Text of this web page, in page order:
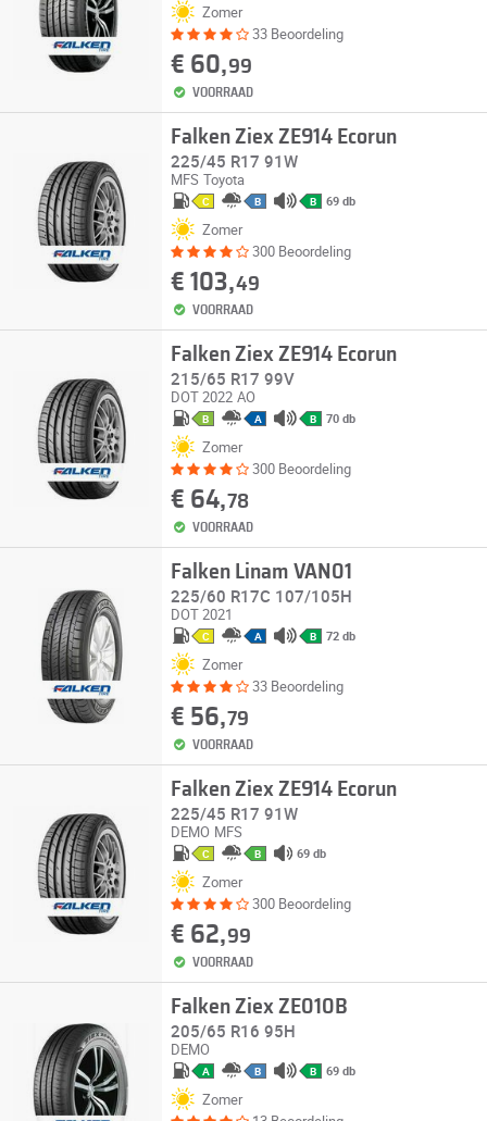
Zomer
33 Beoordeling
€ 60,99
VOORRAAD
Falken Ziex ZE914 Ecorun
225/45 R17 91W
MFS Toyota
C B B 69 db
Zomer
300 Beoordeling
€ 103,49
VOORRAAD
Falken Ziex ZE914 Ecorun
215/65 R17 99V
DOT 2022 AO
B A B 70 db
Zomer
300 Beoordeling
€ 64,78
VOORRAAD
Falken Linam VAN01
225/60 R17C 107/105H
DOT 2021
C A B 72 db
Zomer
33 Beoordeling
€ 56,79
VOORRAAD
Falken Ziex ZE914 Ecorun
225/45 R17 91W
DEMO MFS
C B 69 db
Zomer
300 Beoordeling
€ 62,99
VOORRAAD
Falken Ziex ZE010B
205/65 R16 95H
DEMO
A B B 69 db
Zomer